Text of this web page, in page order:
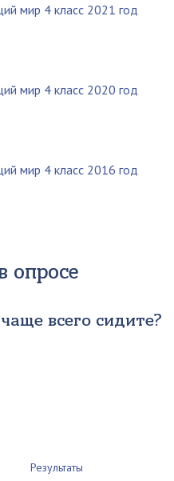
мир 4 класс 2021 год
мир 4 класс 2020 год
мир 4 класс 2016 год
опросе
всего сидите?
Результаты